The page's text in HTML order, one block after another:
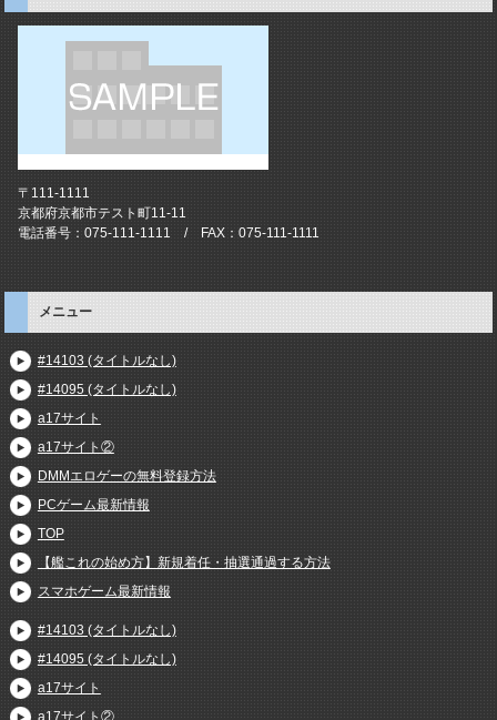
〒111-1111
京都府京都市テスト町11-11
電話番号：075-111-1111 / FAX：075-111-1111
メニュー
#14103 (タイトルなし)
#14095 (タイトルなし)
a17サイト
a17サイト②
DMMエロゲーの無料登録方法
PCゲーム最新情報
TOP
【艦これの始め方】新規着任・抽選通過する方法
スマホゲーム最新情報
#14103 (タイトルなし)
#14095 (タイトルなし)
a17サイト
a17サイト②